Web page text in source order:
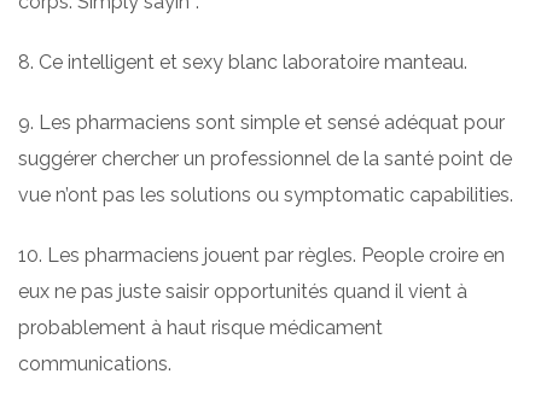
8. Ce intelligent et sexy blanc laboratoire manteau.
9. Les pharmaciens sont simple et sensé adéquat pour
suggérer chercher un professionnel de la santé point de
vue n’ont pas les solutions ou symptomatic capabilities.
10. Les pharmaciens jouent par règles. People croire en
eux ne pas juste saisir opportunités quand il vient à
probablement à haut risque médicament
communications.